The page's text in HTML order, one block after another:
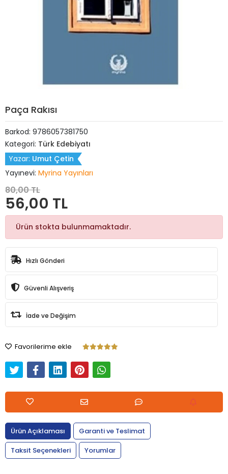
Paça Rakısı
Barkod: 9786057381750
Kategori: Türk Edebiyatı
Yazar: Umut Çetin
Yayınevi: Myrina Yayınları
80,00 TL
56,00 TL
Ürün stokta bulunmamaktadır.
Hızlı Gönderi
Güvenli Alışveriş
İade ve Değişim
Favorilerime ekle
Ürün Açıklaması
Garanti ve Teslimat
Taksit Seçenekleri
Yorumlar